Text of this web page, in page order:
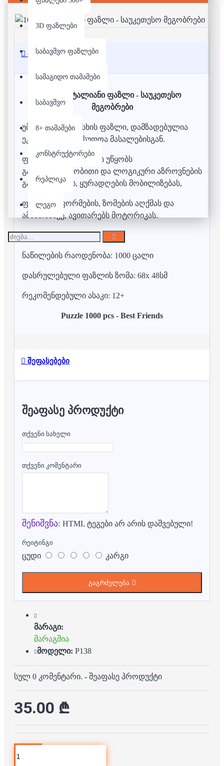
3D ფაზლები
საბავშვო ფაზლები
სამაგიდო თამაშები
საბავშვო
8+ თამაშები
კონსტრუქტორები
რეპლიკა
ლეგო
აღწერა
1000 დეტალიანი ფაზლი - საუკეთესო
მეგობრები
უმაღლესი ხარისხის ფაზლი, დამზადებულია
ეკოლოგიურად სუფთა მასალებისგან.
ფაზლის აწყობა ხელს უწყობს
გამომსახველობითი და ლოგიკური აზროვნების
განვითარებას, ყურადღების მობილიზებას,
ფერების, ფორმების, ზომების აღქმას და
ამასთანავე, ავითარებს მოტორიკას.
ნაწილების რაოდენობა: 1000 ცალი
დასრულებული ფაზლის ზომა: 68x 48სმ
რეკომენდებული ასაკი: 12+
Puzzle 1000 pcs - Best Friends
შეფასებები
ᲨᲔᲐᲤᲐᲡᲔ ᲞᲠᲝᲓᲣᲥᲢᲘ
თქვენი სახელი
თქვენი კომენტარი
შენიშვნა: HTML ტეგები არ არის დაშვებული!
რეიტინგი
ცუდი კარგი
გაგრძელება
მარაგი:
მარაგშია
მოდელი: P138
სულ 0 კომენტარი. - შეაფასე პროდუქტი
35.00 ₾